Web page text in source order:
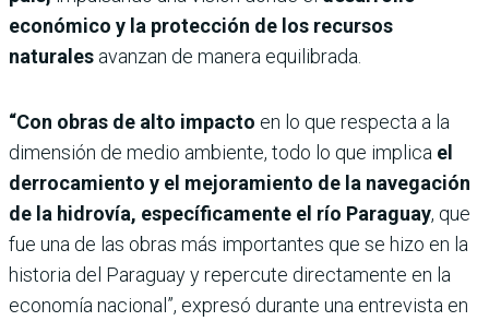
económico y la protección de los recursos
naturales avanzan de manera equilibrada.
“Con obras de alto impacto en lo que respecta a la
dimensión de medio ambiente, todo lo que implica el
derrocamiento y el mejoramiento de la navegación
de la hidrovía, específicamente el río Paraguay, que
fue una de las obras más importantes que se hizo en la
historia del Paraguay y repercute directamente en la
economía nacional”, expresó durante una entrevista en